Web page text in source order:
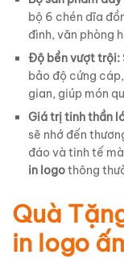
bộ 6 chén dĩa
đình, văn phòng
Độ bền vượt trội:
bảo độ cứng
gian, giúp món
Giá trị tinh thần
sẽ nhớ đến
đáo và tinh tế
in logothông
Quà
in logo